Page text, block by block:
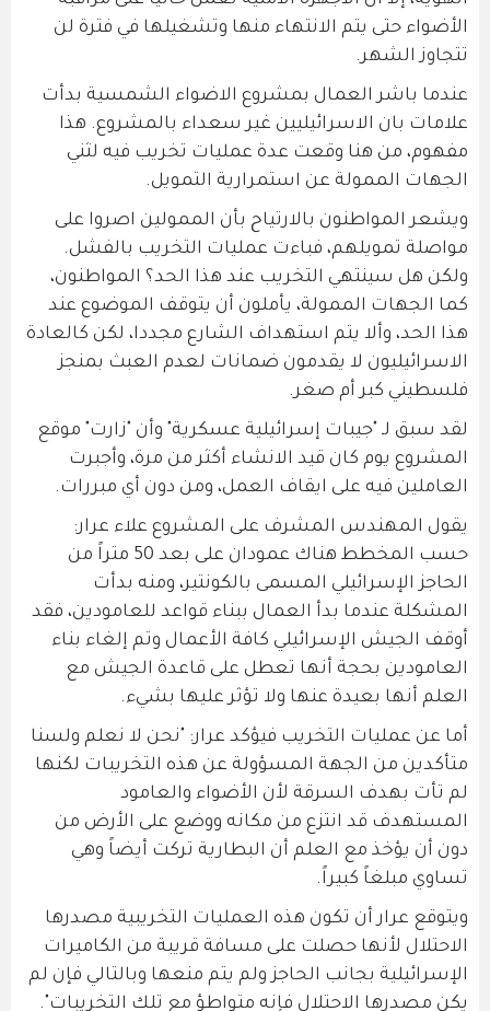
الأضواء حتى يتم الانتهاء منها وتشغيلها في فترة لن
تتجاوز الشهر.
عندما باشر العمال بمشروع الاضواء الشمسية بدأت
علامات بان الاسرائيليين غير سعداء بالمشروع. هذا
مفهوم، من هنا وقعت عدة عمليات تخريب فيه لثني
الجهات الممولة عن استمرارية التمويل.
ويشعر المواطنون بالارتياح بأن الممولين اصروا على
مواصلة تمويلهم، فباءت عمليات التخريب بالفشل.
ولكن هل سينتهي التخريب عند هذا الحد؟ المواطنون،
كما الجهات الممولة، يأملون أن يتوقف الموضوع عند
هذا الحد، وألا يتم استهداف الشارع مجددا، لكن كالعادة
الاسرائيليون لا يقدمون ضمانات لعدم العبث بمنجز
فلسطيني كبر أم صغر.
لقد سبق لـ "جيبات إسرائيلية عسكرية" وأن "زارت" موقع
المشروع يوم كان قيد الانشاء أكثر من مرة، وأجبرت
العاملين فيه على ايقاف العمل، ومن دون أي مبررات.
يقول المهندس المشرف على المشروع علاء عرار:
حسب المخطط هناك عمودان على بعد 50 متراً من
الحاجز الإسرائيلي المسمى بالكونتير، ومنه بدأت
المشكلة عندما بدأ العمال ببناء قواعد للعامودين، فقد
أوقف الجيش الإسرائيلي كافة الأعمال وتم إلغاء بناء
العامودين بحجة أنها تعطل على قاعدة الجيش مع
العلم أنها بعيدة عنها ولا تؤثر عليها بشيء.
أما عن عمليات التخريب فيؤكد عرار: "نحن لا نعلم ولسنا
متأكدين من الجهة المسؤولة عن هذه التخريبات لكنها
لم تأت بهدف السرقة لأن الأضواء والعامود
المستهدف قد انتزع من مكانه ووضع على الأرض من
دون أن يؤخذ مع العلم أن البطارية تركت أيضاً وهي
تساوي مبلغاً كبيراً.
ويتوقع عرار أن تكون هذه العمليات التخريبية مصدرها
الاحتلال لأنها حصلت على مسافة قريبة من الكاميرات
الإسرائيلية بجانب الحاجز ولم يتم منعها وبالتالي فإن لم
يكن مصدرها الاحتلال فإنه متواطؤ مع تلك التخريبات".